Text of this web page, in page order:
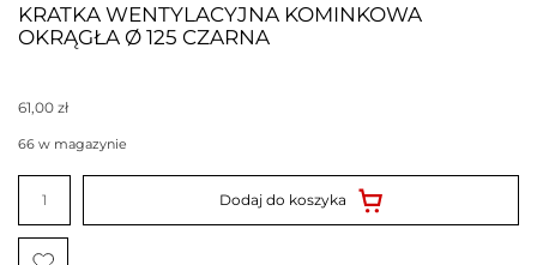
KRATKA WENTYLACYJNA KOMINKOWA
OKRĄGŁA Ø 125 CZARNA
61,00 zł
66 w magazynie
ilość
KRATKA
KOMINKOWA
OKRĄGŁA
Dodaj do koszyka